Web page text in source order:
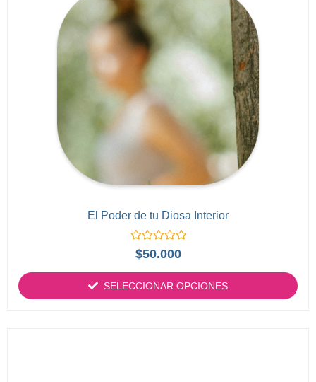
El Poder de tu Diosa Interior
Valorado
con
5
$50.000
SELECCIONAR OPCIONES